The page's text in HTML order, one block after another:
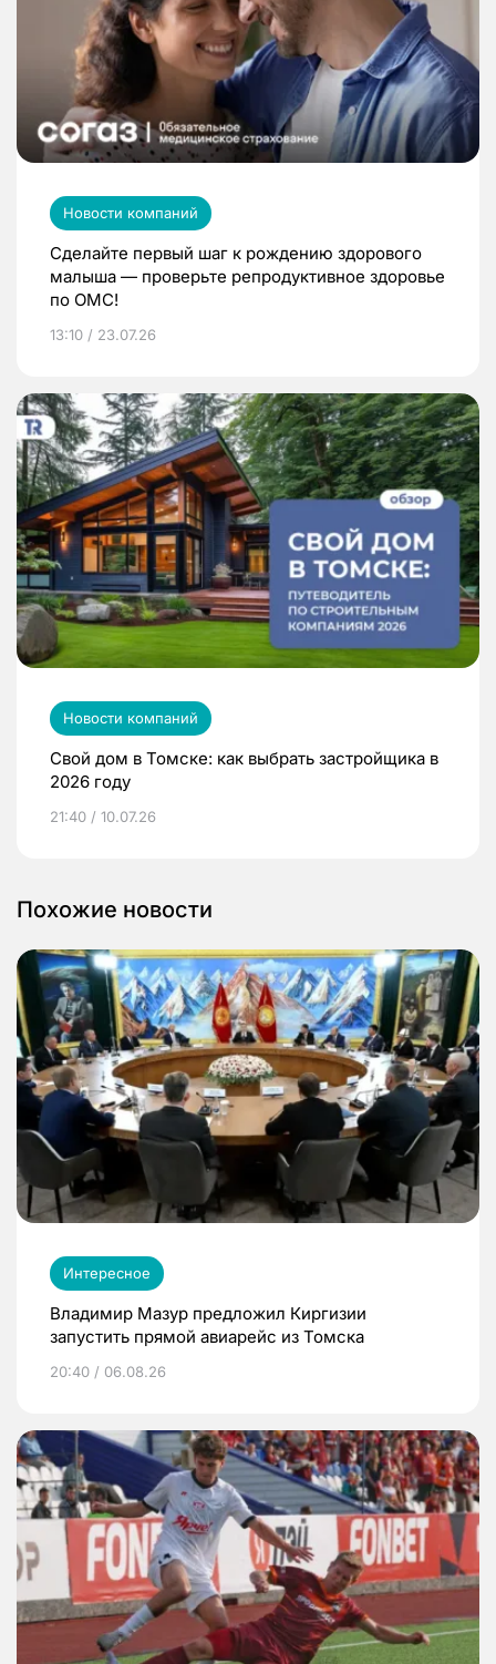
Новости компаний
Сделайте первый шаг к рождению здорового
малыша — проверьте репродуктивное здоровье
по ОМС!
13:10 / 23.07.26
Новости компаний
Свой дом в Томске: как выбрать застройщика в
2026 году
21:40 / 10.07.26
Похожие новости
Интересное
Владимир Мазур предложил Киргизии
запустить прямой авиарейс из Томска
20:40 / 06.08.26